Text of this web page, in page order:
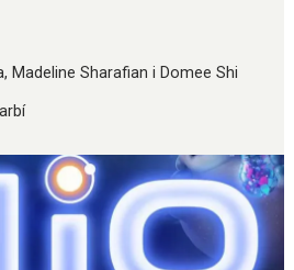
Madeline Sharafian i Domee Shi